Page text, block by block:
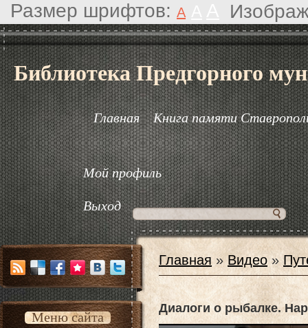
Размер шрифтов: A
Библиотека Предгорного
Главная Книга памяти
Мой профиль
Выход
Меню сайта
Главная »Видео »
Диалоги о рыбалке.